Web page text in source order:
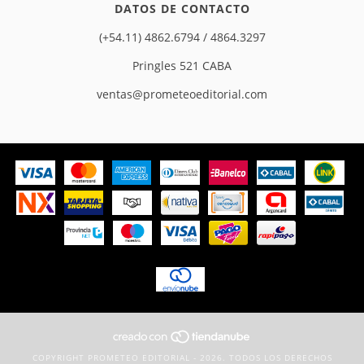
DATOS DE CONTACTO
(+54.11) 4862.6794 / 4864.3297
Pringles 521 CABA
ventas@prometeoeditorial.com
COPYRIGHT PROMETEO EDITORIAL - 2026. TODOS LOS DERECHOS